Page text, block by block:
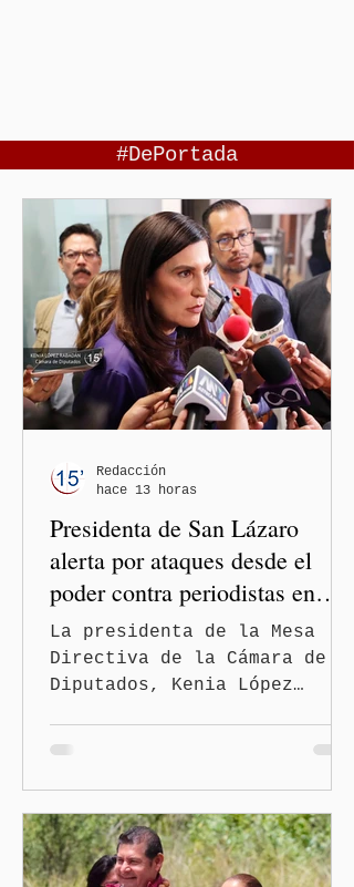
#DePortada
Presidenta de San Lázaro
alerta por ataques desde el
poder contra periodistas en
México
La presidenta de la Mesa
Directiva de la Cámara de
Diputados, Kenia López
normalicen las
descalificaciones, amenazas
y mecanismos de presión
contra periodistas, al
Redacción
hace 13 horas